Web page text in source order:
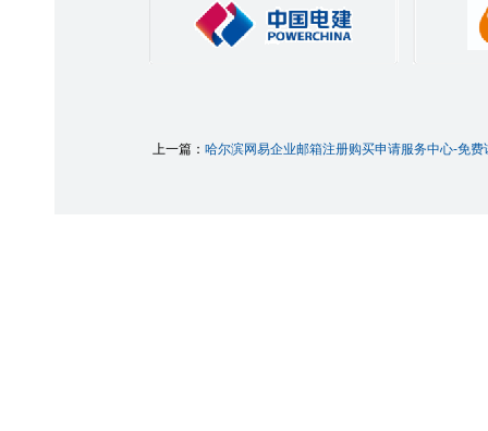
上一篇： 哈尔滨网易企业邮箱注册购买申请服务中心-免费